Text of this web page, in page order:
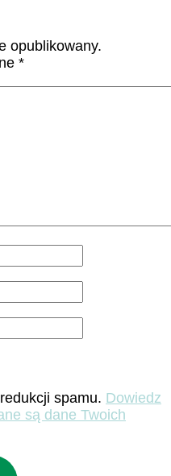
opublikowany.
*
spamu. Dowiedz
są dane Twoich